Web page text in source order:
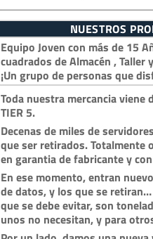
NUESTROS
Equipo Joven con más de 15
cuadrados de Almacén , Taller
¡Un grupo de personas que
Toda nuestra mercancia viene
TIER 5.
Decenas de miles de
que ser retirados. Totalmente
en garantia de fabricante y
En ese momento, entran
de datos, y los que se
que se debe evitar, son
unos no necesitan, y para